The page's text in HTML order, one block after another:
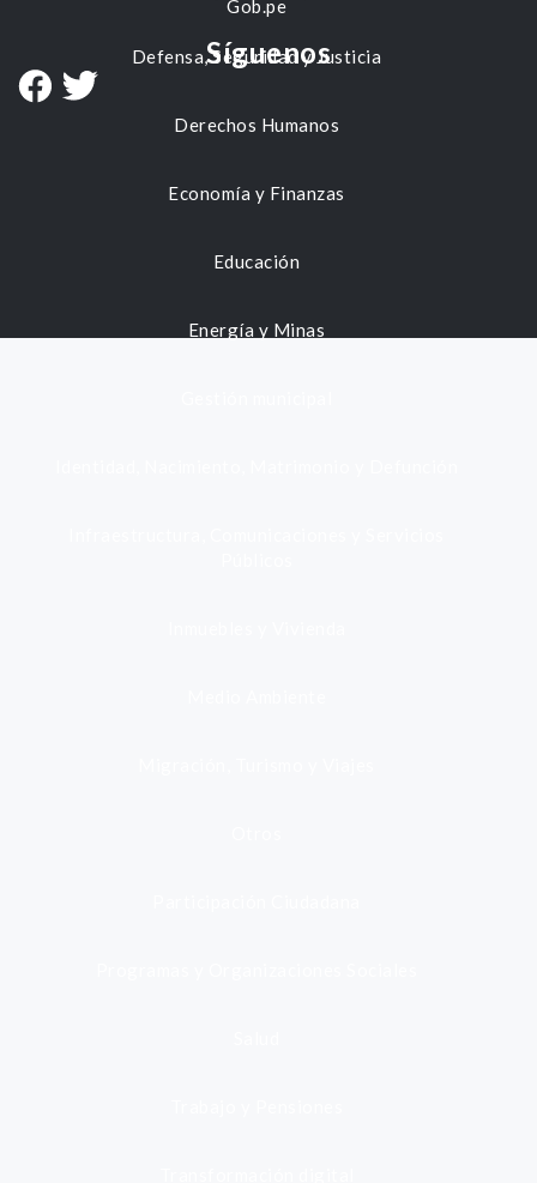
Defensa, Seguridad y Justicia
Derechos Humanos
Economía y Finanzas
Educación
Energía y Minas
Gob.pe
Síguenos